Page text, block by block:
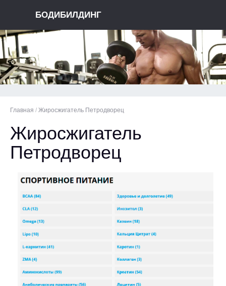
БОДИБИЛДИНГ
Главная / Жиросжигатель Петродворец
Жиросжигатель
Петродворец